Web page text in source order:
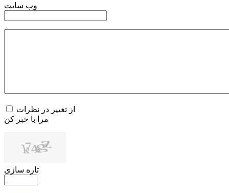
وب سایت
از تغییر در نظرات
مرا با خبر کن
تازه سازی